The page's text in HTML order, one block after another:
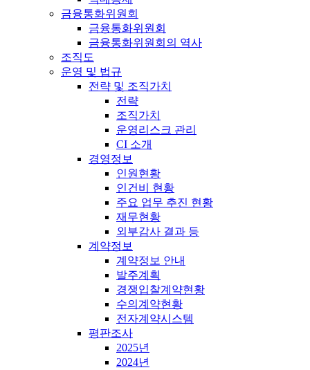
금융통화위원회
금융통화위원회
금융통화위원회의 역사
조직도
운영 및 법규
전략 및 조직가치
전략
조직가치
운영리스크 관리
CI 소개
경영정보
인원현황
인건비 현황
주요 업무 추진 현황
재무현황
외부감사 결과 등
계약정보
계약정보 안내
발주계획
경쟁입찰계약현황
수의계약현황
전자계약시스템
평판조사
2025년
2024년